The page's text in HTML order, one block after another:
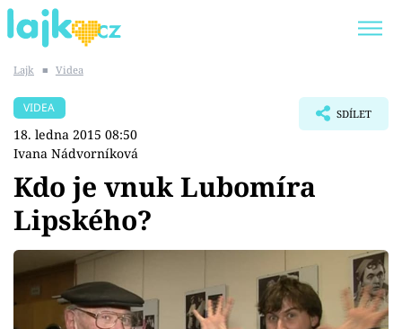
SHOPAHOLICADEL
Témata
Showbyznys
Youtubeři
Lajk ■ Videa
VIDEA
18. ledna 2015 08:50
Ivana Nádvorníková
SDÍLET
Kdo je vnuk Lubomíra
Lipského?